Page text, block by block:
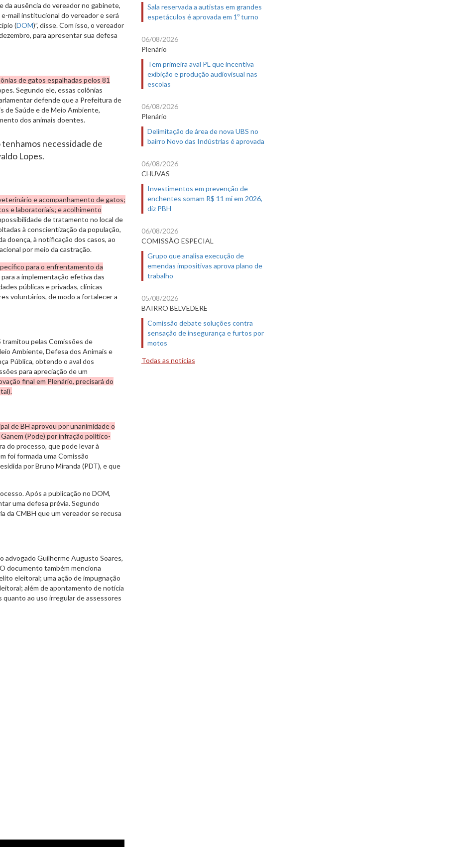
da ausência do vereador no gabinete,
mail institucional do vereador e será
(DOM)”, disse. Com isso, o vereador
para apresentar sua defesa
de gatos espalhadas pelos 81
Segundo ele, essas colônias
defende que a Prefeitura de
de Saúde e de Meio Ambiente,
dos animais doentes.
necessidade de
Lopes.
e acompanhamento de gatos;
e laboratoriais; e acolhimento
de tratamento no local de
à conscientização da população,
doença, à notificação dos casos, ao
por meio da castração.
para o enfrentamento da
a implementação efetiva das
públicas e privadas, clínicas
voluntários, de modo a fortalecer a
pelas Comissões de
Ambiente, Defesa dos Animais e
Pública, obtendo o aval dos
para apreciação de um
final em Plenário, precisará do
de BH aprovou por unanimidade o
(Pode) por infração político-
do processo, que pode levar à
foi formada uma Comissão
por Bruno Miranda (PDT), e que
Após a publicação no DOM,
uma defesa prévia. Segundo
da CMBH que um vereador se recusa
advogado Guilherme Augusto Soares,
O documento também menciona
eleitoral; uma ação de impugnação
além de apontamento de notícia
ao uso irregular de assessores
Sala reservada a autistas em grandes
espetáculos é aprovada em 1º turno
06/08/2026
Plenário
Tem primeira aval PL que incentiva
exibição e produção audiovisual nas
escolas
06/08/2026
Plenário
Delimitação de área de nova UBS no
bairro Novo das Indústrias é aprovada
06/08/2026
CHUVAS
Investimentos em prevenção de
enchentes somam R$ 11 mi em 2026,
diz PBH
06/08/2026
COMISSÃO ESPECIAL
Grupo que analisa execução de
emendas impositivas aprova plano de
trabalho
05/08/2026
BAIRRO BELVEDERE
Comissão debate soluções contra
sensação de insegurança e furtos por
motos
Todas as notícias